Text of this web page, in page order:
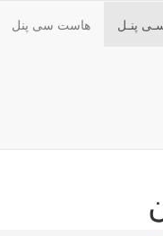
پنـل هاست سی پنل